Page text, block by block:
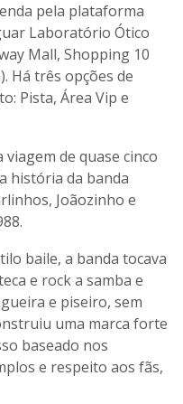
pela plataforma
Laboratório Ótico
Mall, Shopping 10
Há três opções de
Pista, Área Vip e
de quase cinco
história da banda
Joãozinho e
baile, a banda tocava
e rock a samba e
e piseiro, sem
uma marca forte
baseado nos
e respeito aos fãs,